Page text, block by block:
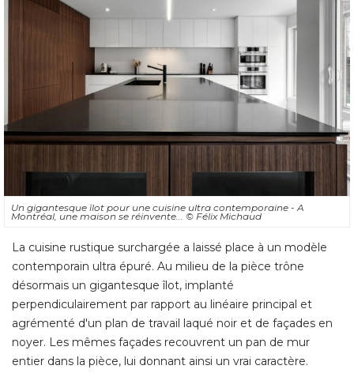
Un gigantesque îlot pour une cuisine ultra contemporaine - A
Montréal, une maison se réinvente... © Félix Michaud
La cuisine rustique surchargée a laissé place à un modèle
contemporain ultra épuré. Au milieu de la pièce trône
désormais un gigantesque îlot, implanté
perpendiculairement par rapport au linéaire principal et
agrémenté d'un plan de travail laqué noir et de façades en
noyer. Les mêmes façades recouvrent un pan de mur
entier dans la pièce, lui donnant ainsi un vrai caractère.